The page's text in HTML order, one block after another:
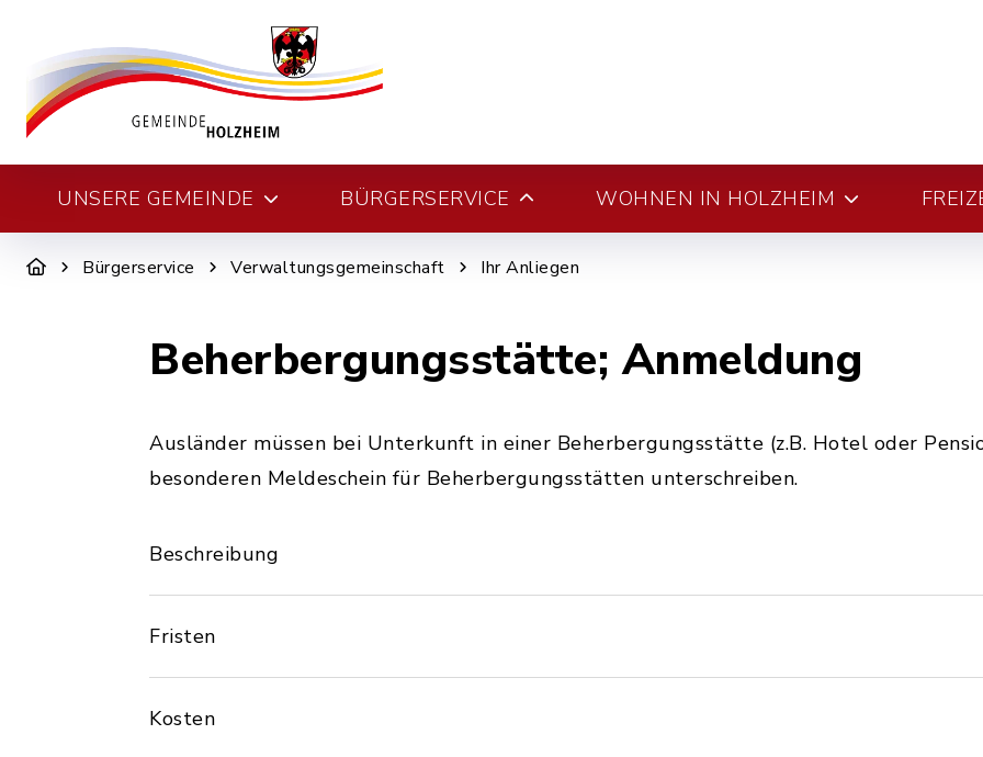
UNSERE GEMEINDE BÜRGERSERVICE WOHNEN IN HOLZHEIM
Bürgerservice Verwaltungsgemeinschaft Ihr Anliegen
Beherbergungsstätte; Anmeldung
Ausländer müssen bei Unterkunft in einer Beherbergungsstätte (z.B. Hotel oder
besonderen Meldeschein für Beherbergungsstätten unterschreiben.
Beschreibung
Fristen
Kosten